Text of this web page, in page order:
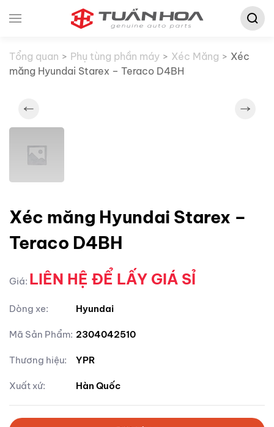
Tìm
Tổng quan
Phụ tùng phần máy Xéc Măng
Xéc
măng Hyundai Starex – Teraco D4BH
Xéc măng Hyundai Starex –
Teraco D4BH
Giá: LIÊN HỆ ĐỂ LẤY GIÁ SỈ
Dòng xe: Hyundai
Mã Sản Phẩm: 2304042510
Thương hiệu: YPR
Xuất xứ: Hàn Quốc